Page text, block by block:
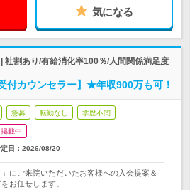
気になる
社割あり/有給消化率100％/人間関係満足度
付カウンセラー】★年収900万も可！
急募 転勤なし 学歴不問
載中
日： 2026/08/20
」にご来院いただいたお客様への入会提案＆
お任せします。